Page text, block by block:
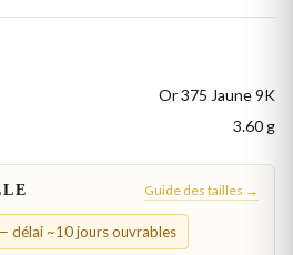
Or 375 Jaune 9K
3.60 g
Guide des tailles →
délai ~10 jours ouvrables